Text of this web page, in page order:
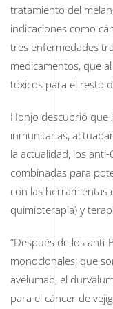
tratamiento del
indicaciones como
tres enfermedades
medicamentos, que
tóxicos para el resto
Honjo descubrió que
inmunitarias,
la actualidad, los
combinadas para
con las herramientas
quimioterapia) y
“Después de los
monoclonales, que
avelumab, el
para el cáncer de